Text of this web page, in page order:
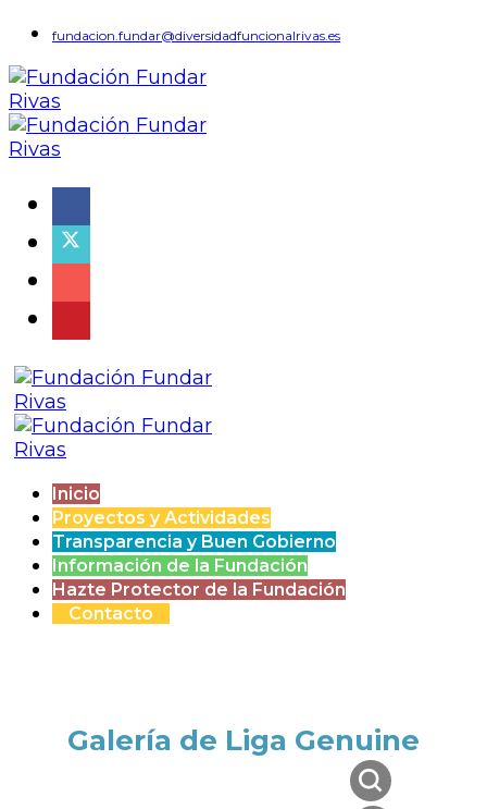
fundacion.fundar@diversidadfuncionalrivas.es
Inicio
Proyectos y Actividades
Transparencia y Buen Gobierno
Información de la Fundación
Hazte Protector de la Fundación
Contacto
Galería de Liga Genuine